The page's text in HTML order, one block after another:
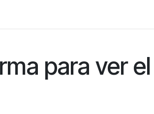
para ver